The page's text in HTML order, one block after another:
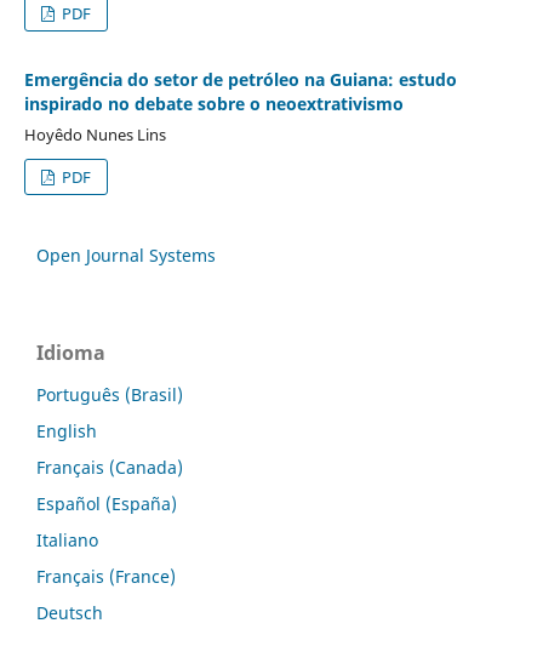
PDF
Emergência do setor de petróleo na Guiana: estudo
inspirado no debate sobre o neoextrativismo
Hoyêdo Nunes Lins
PDF
Open Journal Systems
Idioma
Português (Brasil)
English
Français (Canada)
Español (España)
Italiano
Français (France)
Deutsch